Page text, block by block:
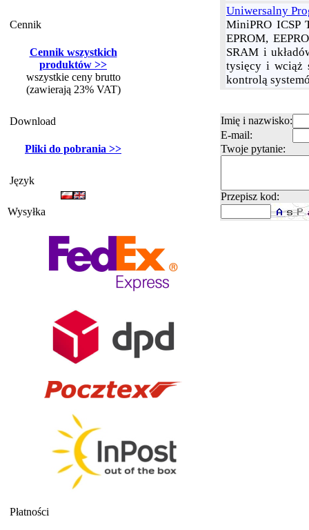
Cennik
Cennik wszystkich
produktów >>
wszystkie ceny brutto
(zawierają 23% VAT)
Download
Pliki do pobrania >>
Język
Wysyłka
Płatności
Uniwersalny
MiniPRO ICSP
EPROM,
SRAM i
tysięcy i wciąż
kontrolą
Imię i nazwisko:
E-mail:
Twoje pytanie:
Przepisz kod: